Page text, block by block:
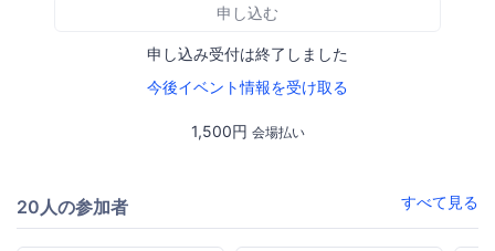
申し込む
申し込み受付は終了しました
今後イベント情報を受け取る
1,500円 会場払い
20人の参加者 すべて見る